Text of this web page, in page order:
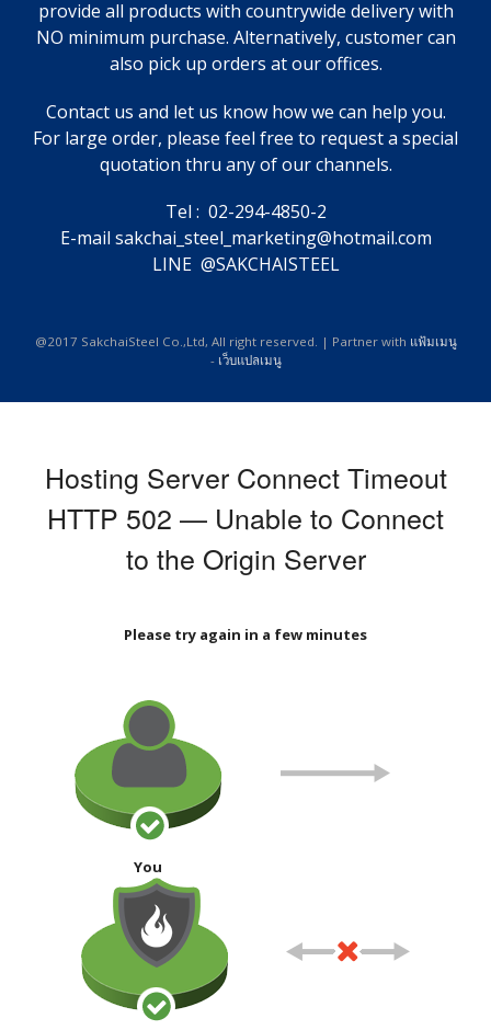
provide all products with countrywide delivery with
NO minimum purchase. Alternatively, customer can
also pick up orders at our offices.
Contact us and let us know how we can help you.
For large order, please feel free to request a special
quotation thru any of our channels.
Tel : 02-294-4850-2
E-mail sakchai_steel_marketing@hotmail.com
LINE @SAKCHAISTEEL
@2017 SakchaiSteel Co.,Ltd, All right reserved. | Partner with แฟ้มเมนู
- เว็บแปลเมนู
Hosting Server Connect Timeout
HTTP 502 — Unable to Connect
to the Origin Server
Please try again in a few minutes
You